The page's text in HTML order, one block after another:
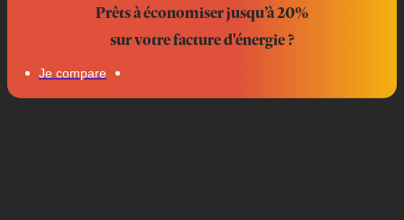
Prêts à économiser jusqu’à 20%
sur votre facture d'énergie ?
Je compare